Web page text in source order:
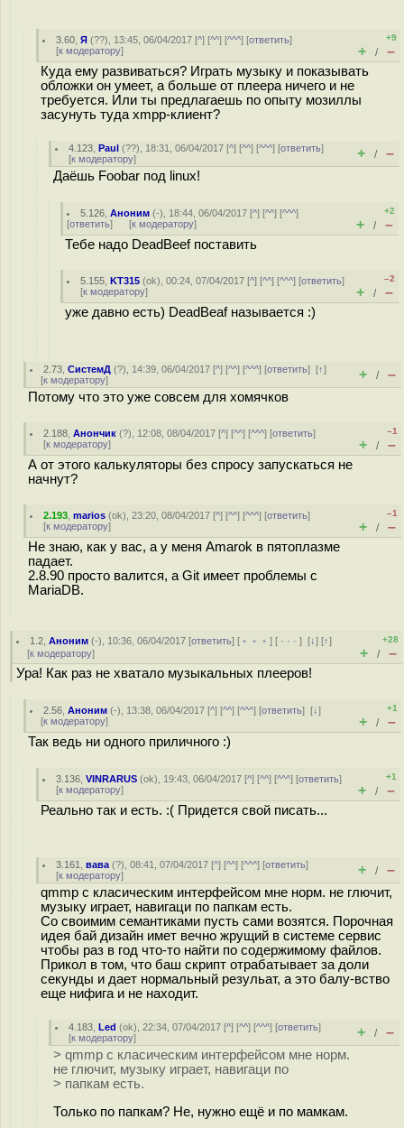
3.60 ,Я (??), 13:45, 06/04/2017 [^] [^^] [^^^] [ответить]
[к модератору]
+9
+ / –
Куда ему развиваться? Играть музыку и показывать
обложки он умеет, а больше от плеера ничего и не
требуется. Или ты предлагаешь по опыту мозиллы
засунуть туда xmpp-клиент?
4.123 ,Paul (??), 18:31, 06/04/2017 [^] [^^] [^^^] [ответить]
[к модератору] + / –
Даёшь Foobar под linux!
5.126 ,Аноним (-), 18:44, 06/04/2017 [^] [^^] [^^^]
[ответить] [к модератору]
+2
+ / –
Тебе надо DeadBeef поставить
5.155 ,KT315 (ok), 00:24, 07/04/2017 [^] [^^] [^^^] [ответить]
[к модератору]
–2
+ / –
уже давно есть) DeadBeaf называется :)
2.73 ,СистемД (?), 14:39, 06/04/2017 [^] [^^] [^^^] [ответить][↑]
[к модератору] + / –
Потому что это уже совсем для хомячков
2.188 ,Анончик (?), 12:08, 08/04/2017 [^] [^^] [^^^] [ответить]
[к модератору]
–1
+ / –
А от этого калькуляторы без спросу запускаться не
начнут?
2.193 ,marios (ok), 23:20, 08/04/2017 [^] [^^] [^^^] [ответить]
[к модератору]
–1
+ / –
Не знаю, как у вас, а у меня Amarok в пятоплазме
падает.
2.8.90 просто валится, а Git имеет проблемы с
MariaDB.
1.2 ,Аноним (-), 10:36, 06/04/2017 [ответить] [ ﹢﹢﹢] [ · · ·][↓] [↑]
[к модератору]
+28
+ / –
Ура! Как раз не хватало музыкальных плееров!
2.56 ,Аноним (-), 13:38, 06/04/2017 [^] [^^] [^^^] [ответить][↓]
[к модератору]
+1
+ / –
Так ведь ни одного приличного :)
3.136 ,VINRARUS (ok), 19:43, 06/04/2017 [^] [^^] [^^^] [ответить]
[к модератору]
+1
+ / –
Реально так и есть. :( Придется свой писать...
3.161 ,вава (?), 08:41, 07/04/2017 [^] [^^] [^^^] [ответить]
[к модератору] + / –
qmmp с класическим интерфейсом мне норм. не глючит,
музыку играет, навигаци по папкам есть.
Со своимим семантиками пусть сами возятся. Порочная
идея бай дизайн имет вечно жрущий в системе сервис
чтобы раз в год что-то найти по содержимому файлов.
Прикол в том, что баш скрипт отрабатывает за доли
секунды и дает нормальный резульат, а это балу-вство
еще нифига и не находит.
4.183 ,Led (ok), 22:34, 07/04/2017 [^] [^^] [^^^] [ответить]
[к модератору] + / –
> qmmp с класическим интерфейсом мне норм.
не глючит, музыку играет, навигаци по
> папкам есть.
Только по папкам? Не, нужно ещё и по мамкам.